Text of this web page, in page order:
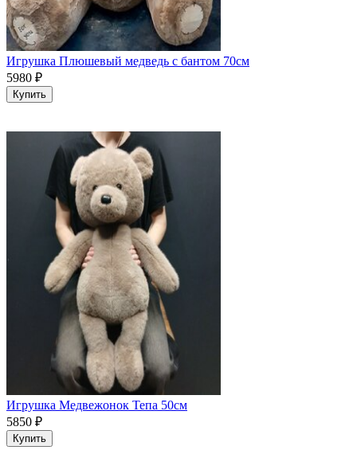
Игрушка Плюшевый медведь с бантом 70см
5980 ₽
Купить
Игрушка Медвежонок Тепа 50см
5850 ₽
Купить